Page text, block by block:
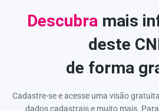
Descubramais
deste
de forma
Cadastre-se e acesse uma visão
dados cadastrais e muito mais.